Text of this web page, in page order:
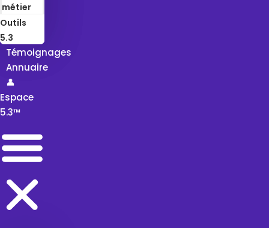
métier
Outils
5.3
Témoignages
Annuaire
👤
Espace
5.3™